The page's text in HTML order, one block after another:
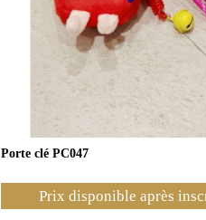
Porte clé PC047
Prix disponible après